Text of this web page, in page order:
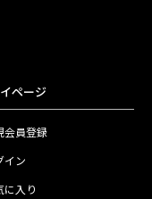
ページ
会員登録
イン
に入り